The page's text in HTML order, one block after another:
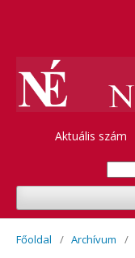
Aktuális szám
Főoldal / Archívum /